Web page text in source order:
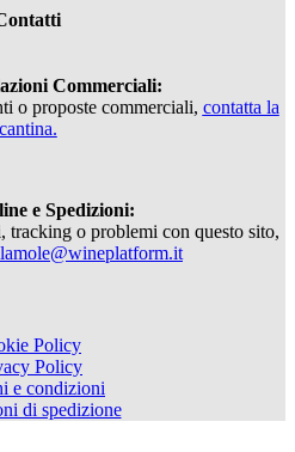
Commerciali:
o proposte commerciali, contatta la
cantina.
e Spedizioni:
tracking o problemi con questo sito,
Policy
Policy
e condizioni
di spedizione